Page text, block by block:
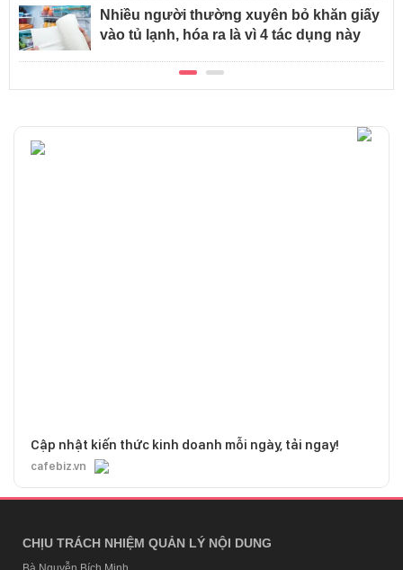
Nhiều người thường xuyên bỏ khăn giấy
vào tủ lạnh, hóa ra là vì 4 tác dụng này
TIN NỔI BẬT AFAMILY